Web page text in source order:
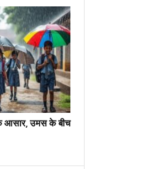
आसार, उमस के बीच